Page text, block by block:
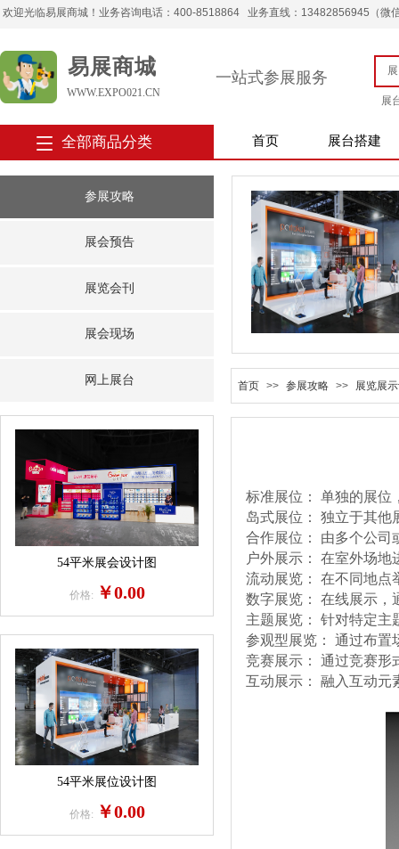
欢迎光临易展商城！业务咨询电话：400-8518864 业务直线：13482856945（微
WWW.EXPO021.CN
易展商城 一站式参展服务
展
首页 展台搭建
全部商品分类
参展攻略
展会预告
展览会刊
展会现场
网上展台 首页 >> 参展攻略 >> 展览展
54平米展会设计图
价格: ￥0.00
54平米展位设计图
价格: ￥0.00
标准展位： 单独的展位
岛式展位： 独立于其他
合作展位： 由多个公司
户外展示： 在室外场
流动展览： 在不同地点
数字展览： 在线展示，
主题展览： 针对特定主
参观型展览： 通过布置
竞赛展示： 通过竞赛形
互动展示： 融入互动元